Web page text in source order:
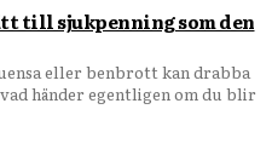
till sjukpenning som den
händer egentligen om du blir